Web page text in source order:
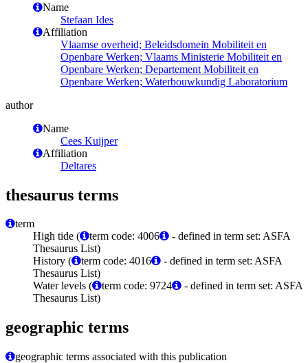
Name
Stefaan Ides
Affiliation
Vlaamse overheid; Beleidsdomein Mobiliteit en
Openbare Werken; Vlaams Ministerie Mobiliteit en
Openbare Werken; Departement Mobiliteit en
Openbare Werken; Waterbouwkundig Laboratorium
author
Name
Cees Kuijper
Affiliation
Deltares
thesaurus terms
term
High tide (
term code: 4006
- defined in term set: ASFA
Thesaurus List)
History (
term code: 4016
- defined in term set: ASFA
Thesaurus List)
Water levels (
term code: 9724
- defined in term set: ASFA
Thesaurus List)
geographic terms
geographic terms associated with this publication